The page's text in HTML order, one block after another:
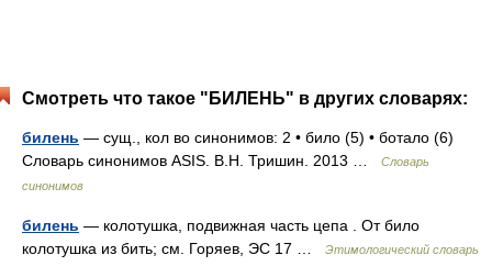
Смотреть что такое "БИЛЕНЬ" в других словарях:
билень — сущ., кол во синонимов: 2 • било (5) • ботало (6)
Словарь синонимов ASIS. В.Н. Тришин. 2013 …
Словарь
синонимов
билень — колотушка, подвижная часть цепа . От било
колотушка из бить; см. Горяев, ЭС 17 …
Этимологический словарь